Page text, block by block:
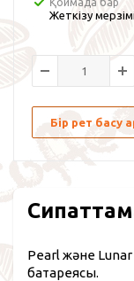
Жеткізу
Бір рет басу
Pearl және
батареясы.